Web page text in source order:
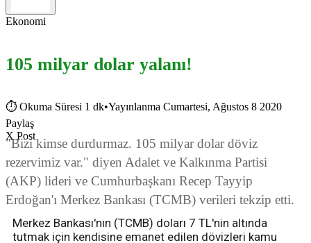
Ekonomi
105 milyar dolar yalanı!
⏱ Okuma Süresi 1 dk•Yayınlanma Cumartesi, Ağustos 8 2020
Paylaş
X Post
"Bizi kimse durdurmaz. 105 milyar dolar döviz
rezervimiz var." diyen Adalet ve Kalkınma Partisi
(AKP) lideri ve Cumhurbaşkanı Recep Tayyip
Erdoğan'ı Merkez Bankası (TCMB) verileri tekzip etti.
Merkez Bankası'nın (TCMB) doları 7 TL'nin altında
tutmak için kendisine emanet edilen dövizleri kamu